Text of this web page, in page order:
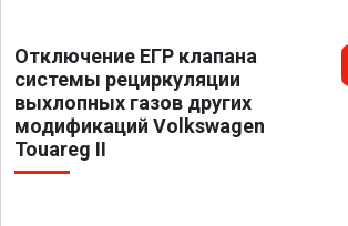
Отключение ЕГР клапана
системы рециркуляции
выхлопных газов других
модификаций Volkswagen
Touareg II